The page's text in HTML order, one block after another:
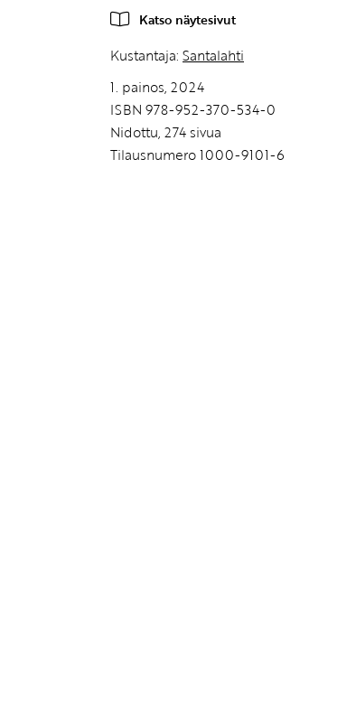
Katso näytesivut
Kustantaja: Santalahti
1. painos, 2024
ISBN 978-952-370-534-0
Nidottu, 274 sivua
Tilausnumero 1000-9101-6